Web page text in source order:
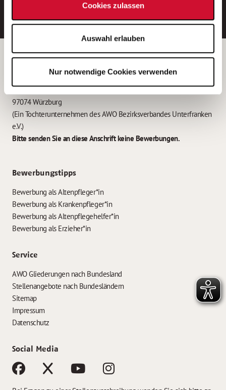
Cookies zulassen
Auswahl erlauben
Nur notwendige Cookies verwenden
E-Mail-Adresse eintragen
Betreiber der Webseite
Garitz Bewirtschaftungsbetriebe GmbH
Kantstraße 45a
97074 Würzburg
(Ein Tochterunternehmen des AWO Bezirksverbandes Unterfranken
e.V.)
Bitte senden Sie an diese Anschrift keine Bewerbungen.
Bewerbungstipps
Bewerbung als Altenpfleger*in
Bewerbung als Krankenpfleger*in
Bewerbung als Altenpflegehelfer*in
Bewerbung als Erzieher*in
Service
AWO Gliederungen nach Bundesland
Stellenangebote nach Bundesländern
Sitemap
Impressum
Datenschutz
Social Media